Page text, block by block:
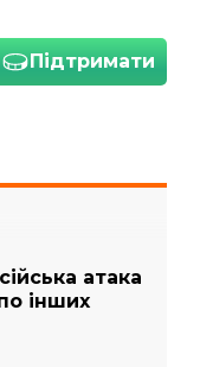
Підтримати
атака
інших